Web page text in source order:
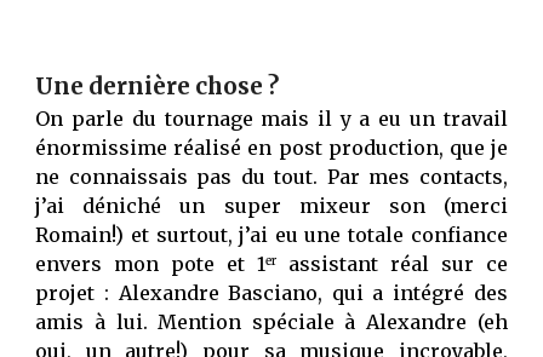
Une dernière chose ?
On parle du tournage mais il y a eu un travail
énormissime réalisé en post production, que je
ne connaissais pas du tout. Par mes contacts,
j’ai déniché un super mixeur son (merci
Romain!) et surtout, j’ai eu une totale confiance
envers mon pote et 1er
assistant réal sur ce
projet : Alexandre Basciano, qui a intégré des
amis à lui. Mention spéciale à Alexandre (eh
oui, un autre!) pour sa musique incroyable,